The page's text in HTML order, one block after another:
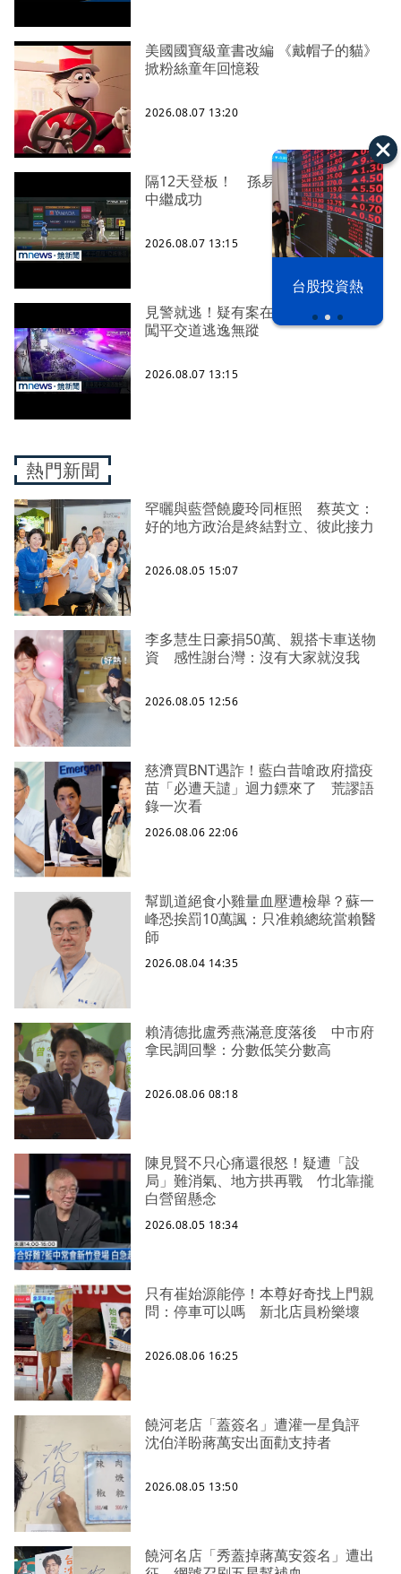
台股投資熱
美國國寶級童書改編 《戴帽子的貓》
掀粉絲童年回憶殺
2026.08.07 13:20
隔12天登板！ 孫易磊0.2局無失分奪
中繼成功
2026.08.07 13:15
見警就逃！疑有案在身遭通緝 貨車
闖平交道逃逸無蹤
2026.08.07 13:15
熱門新聞
罕曬與藍營饒慶玲同框照 蔡英文：
好的地方政治是終結對立、彼此接力
2026.08.05 15:07
李多慧生日豪捐50萬、親搭卡車送物
資 感性謝台灣：沒有大家就沒我
2026.08.05 12:56
慈濟買BNT遇詐！藍白昔嗆政府擋疫
苗「必遭天譴」迴力鏢來了 荒謬語
錄一次看
2026.08.06 22:06
幫凱道絕食小雞量血壓遭檢舉？蘇一
峰恐挨罰10萬諷：只准賴總統當賴醫
師
2026.08.04 14:35
賴清德批盧秀燕滿意度落後 中市府
拿民調回擊：分數低笑分數高
2026.08.06 08:18
陳見賢不只心痛還很怒！疑遭「設
局」難消氣、地方拱再戰 竹北靠攏
白營留懸念
2026.08.05 18:34
只有崔始源能停！本尊好奇找上門親
問：停車可以嗎 新北店員粉樂壞
2026.08.06 16:25
饒河老店「蓋簽名」遭灌一星負評
沈伯洋盼蔣萬安出面勸支持者
2026.08.05 13:50
饒河名店「秀蓋掉蔣萬安簽名」遭出